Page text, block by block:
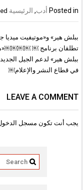
Posted in أدب, الرئيسية
تصفّح
المقالات
ببلش هير» و«موتيفيت ميديا
تطلقان برنامج ￼
ببلش هير» لدعم الجيل
في قطاع النشر والإعلام￼
LEAVE A COMMENT
يجب أنت تكون مسجل